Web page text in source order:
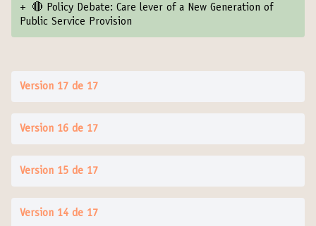
+
🔴 Policy Debate: Care lever of a New Generation of
Public Service Provision
Version 17 de 17
Version 16 de 17
Version 15 de 17
Version 14 de 17